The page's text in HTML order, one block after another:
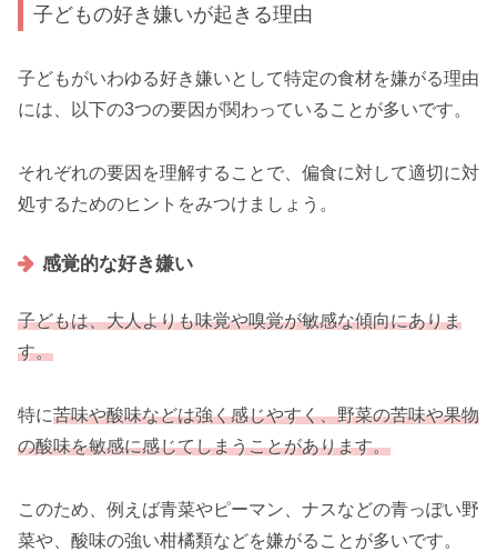
子どもの好き嫌いが起きる理由
子どもがいわゆる好き嫌いとして特定の食材を嫌がる理由
には、以下の3つの要因が関わっていることが多いです。
それぞれの要因を理解することで、偏食に対して適切に対
処するためのヒントをみつけましょう。
感覚的な好き嫌い
子どもは、大人よりも味覚や嗅覚が敏感な傾向にありま
す。
特に苦味や酸味などは強く感じやすく、野菜の苦味や果物
の酸味を敏感に感じてしまうことがあります。
このため、例えば青菜やピーマン、ナスなどの青っぽい野
菜や、酸味の強い柑橘類などを嫌がることが多いです。